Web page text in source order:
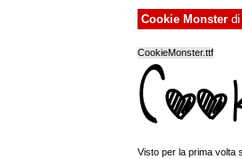
Cookie Monster di
CookieMonster.ttf
Visto per la prima volta